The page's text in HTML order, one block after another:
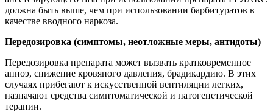
должна быть выше, чем при использовании барбитуратов в
качестве вводного наркоза.
Передозировка (симптомы, неотложные меры, антидоты)
Передозировка препарата может вызвать кратковременное
апноэ, снижение кровяного давления, брадикардию. В этих
случаях прибегают к искусственной вентиляции легких,
назначают средства симптоматической и патогенетической
терапии.